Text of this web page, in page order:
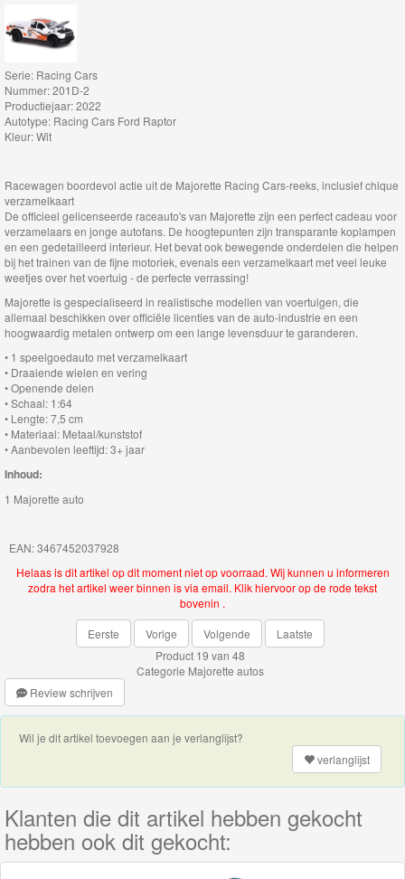
Thomas
de
trein
hout
Adventures
Thomas
de
Trein
Accessoires
Thomas
de
Trein
Minis
Houten
Speelgoed
Thomas
Pre-
School
Chuggington
Hot
Wheels
Majorette
Siku
GraviTrax
Serie: Racing Cars
Nummer: 201D-2
Productiejaar: 2022
Autotype: Racing Cars Ford Raptor
Kleur: Wit
Racewagen boordevol actie uit de Majorette Racing Cars-reeks, inclusief chique
verzamelkaart
De officieel gelicenseerde raceauto's van Majorette zijn een perfect cadeau voor
verzamelaars en jonge autofans. De hoogtepunten zijn transparante koplampen
en een gedetailleerd interieur. Het bevat ook bewegende onderdelen die helpen
bij het trainen van de fijne motoriek, evenals een verzamelkaart met veel leuke
weetjes over het voertuig - de perfecte verrassing!
Majorette is gespecialiseerd in realistische modellen van voertuigen, die
allemaal beschikken over officiële licenties van de auto-industrie en een
hoogwaardig metalen ontwerp om een ​​lange levensduur te garanderen.
• 1 speelgoedauto met verzamelkaart
• Draaiende wielen en vering
• Openende delen
• Schaal: 1:64
• Lengte: 7,5 cm
• Materiaal: Metaal/kunststof
• Aanbevolen leeftijd: 3+ jaar
Inhoud:
1 Majorette auto
EAN: 3467452037928
Helaas is dit artikel op dit moment niet op voorraad. Wij kunnen u informeren
zodra het artikel weer binnen is via email. Klik hiervoor op de rode tekst
bovenin .
Eerste
Vorige Volgende
Laatste
Product 19 van 48
Categorie Majorette autos
Review schrijven
Wil je dit artikel toevoegen aan je verlanglijst?
verlanglijst
Klanten die dit artikel hebben gekocht
hebben ook dit gekocht: